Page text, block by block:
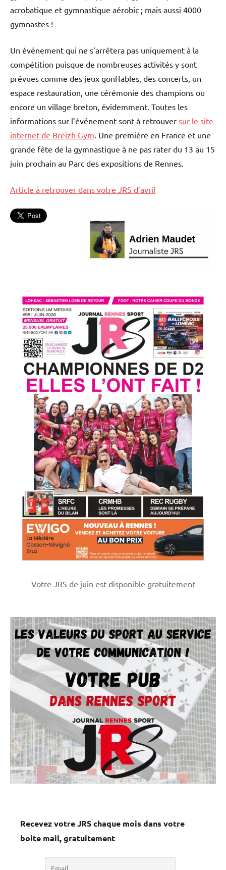
acrobatique et gymnastique aérobic ; mais aussi 4000
gymnastes !
Un événement qui ne s’arrêtera pas uniquement à la
compétition puisque de nombreuses activités y sont
prévues comme des jeux gonflables, des concerts, un
espace restauration, une cérémonie des champions ou
encore un village breton, évidemment. Toutes les
informations sur l’événement sont à retrouver sur le site
internet de Breizh Gym. Une première en France et une
grande fête de la gymnastique à ne pas rater du 13 au 15
juin prochain au Parc des expositions de Rennes.
Article à retrouver dans votre JRS d’avril
Votre JRS de juin est disponible gratuitement
Recevez votre JRS chaque mois dans votre
boite mail, gratuitement